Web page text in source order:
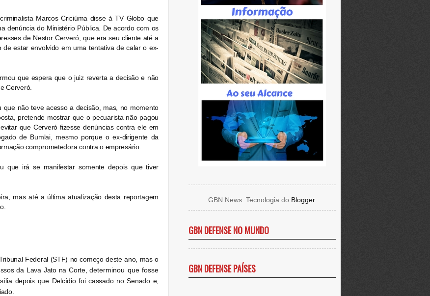
Marcos Criciúma disse à TV Globo que
denúncia do Ministério Pública. De acordo com os
de Nestor Cerveró, que era seu cliente até a
estar envolvido em uma tentativa de calar o ex-
que espera que o juiz reverta a decisão e não
Cerveró.
que não teve acesso a decisão, mas, no momento
pretende mostrar que o pecuarista não pagou
que Cerveró fizesse denúncias contra ele em
de Bumlai, mesmo porque o ex-dirigente da
comprometedora contra o empresário.
que irá se manifestar somente depois que tiver
mas até a última atualização desta reportagem
Federal (STF) no começo deste ano, mas o
da Lava Jato na Corte, determinou que fosse
depois que Delcídio foi cassado no Senado e,
GBN News. Tecnologia do Blogger.
GBN DEFENSE NO MUNDO
GBN DEFENSE PAÍSES